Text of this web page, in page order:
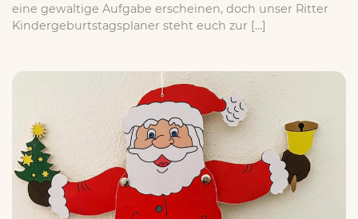
eine gewaltige Aufgabe erscheinen, doch unser Ritter
Kindergeburtstagsplaner steht euch zur […]